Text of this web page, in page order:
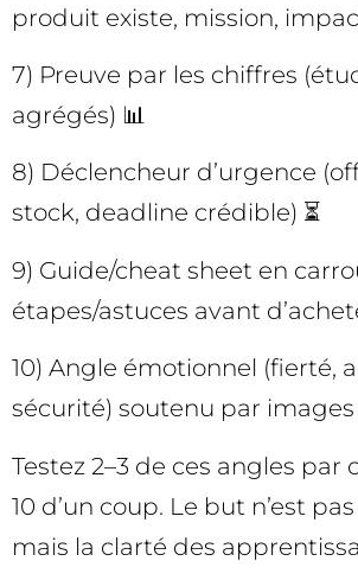
produit existe, mission,
7) Preuve par les chiffres
agrégés) 📊
8) Déclencheur d’urgence
stock, deadline crédible) ⏳
9) Guide/cheat sheet en
étapes/astuces avant
10) Angle émotionnel (fierté,
sécurité) soutenu par images
Testez 2–3 de ces angles par
10 d’un coup. Le but n’est
mais la clarté des